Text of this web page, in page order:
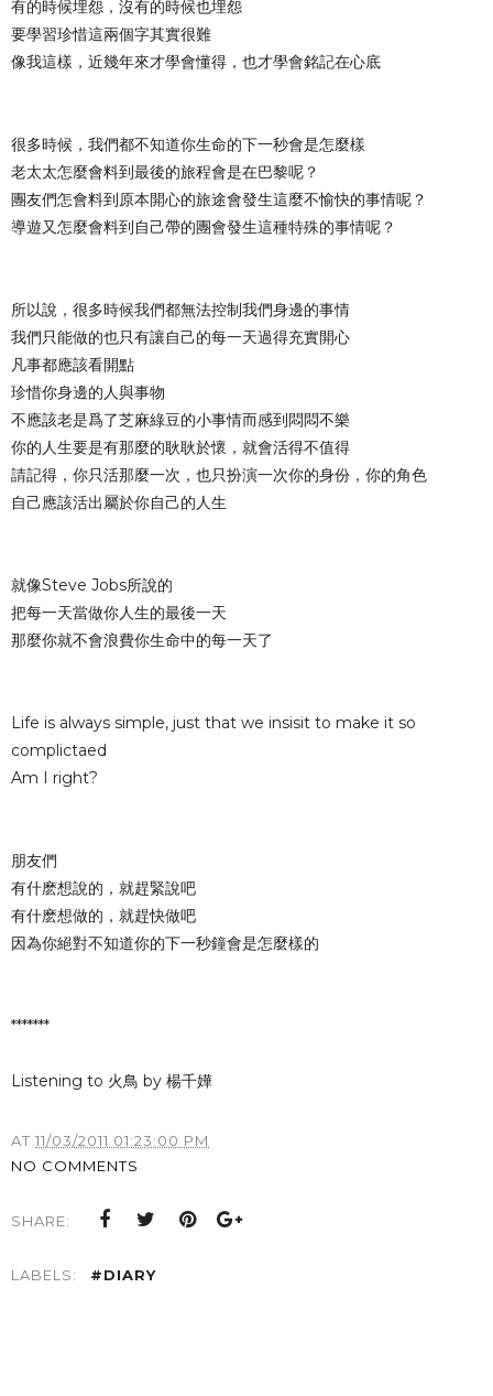
有的時候埋怨，沒有的時候也埋怨
要學習珍惜這兩個字其實很難
像我這樣，近幾年來才學會懂得，也才學會銘記在心底
很多時候，我們都不知道你生命的下一秒會是怎麼樣
老太太怎麼會料到最後的旅程會是在巴黎呢？
團友們怎會料到原本開心的旅途會發生這麼不愉快的事情呢？
導遊又怎麼會料到自己帶的團會發生這種特殊的事情呢？
所以說，很多時候我們都無法控制我們身邊的事情
我們只能做的也只有讓自己的每一天過得充實開心
凡事都應該看開點
珍惜你身邊的人與事物
不應該老是爲了芝麻綠豆的小事情而感到悶悶不樂
你的人生要是有那麼的耿耿於懷，就會活得不值得
請記得，你只活那麼一次，也只扮演一次你的身份，你的角色
自己應該活出屬於你自己的人生
就像Steve Jobs所說的
把每一天當做你人生的最後一天
那麼你就不會浪費你生命中的每一天了
Life is always simple, just that we insisit to make it so
complictaed
Am I right?
朋友們
有什麽想說的，就趕緊說吧
有什麽想做的，就趕快做吧
因為你絕對不知道你的下一秒鐘會是怎麼樣的
*******
Listening to 火鳥 by 楊千嬅
AT 11/03/2011 01:23:00 PM
NO COMMENTS
SHARE:
LABELS: #DIARY